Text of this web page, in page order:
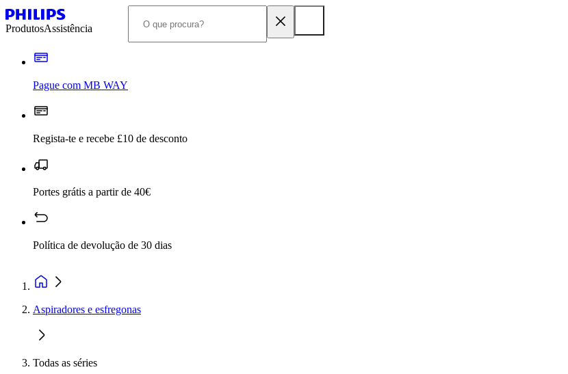
ProdutosAssistência
Pague com MB WAY
Regista-te e recebe £10 de desconto
Portes grátis a partir de 40€
Política de devolução de 30 dias
Aspiradores e esfregonas
Todas as séries